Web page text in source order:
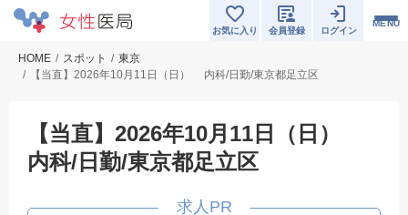
MENU
お気に入り 会員登録 ログイン
HOME スポット
東京
【当直】2026年10月11日（日） 内科/日勤/東京都足立区
【当直】2026年10月11日（日）
内科/日勤/東京都足立区